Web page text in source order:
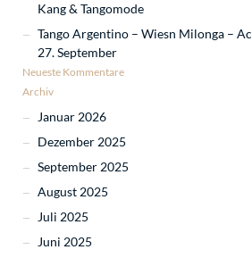
Kang & Tangomode
Tango Argentino – Wiesn Milonga –
27. September
Neueste Kommentare
Archiv
Januar 2026
Dezember 2025
September 2025
August 2025
Juli 2025
Juni 2025